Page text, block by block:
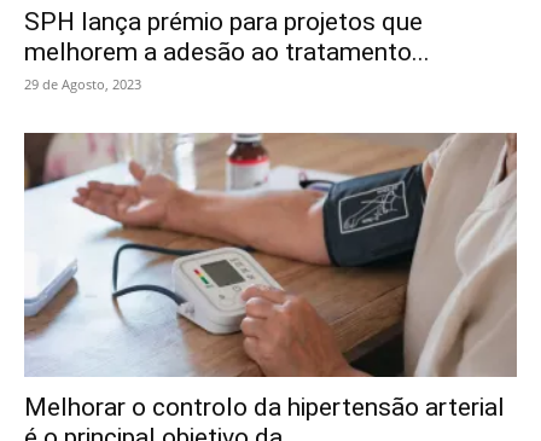
SPH lança prémio para projetos que
melhorem a adesão ao tratamento...
29 de Agosto, 2023
Melhorar o controlo da hipertensão arterial